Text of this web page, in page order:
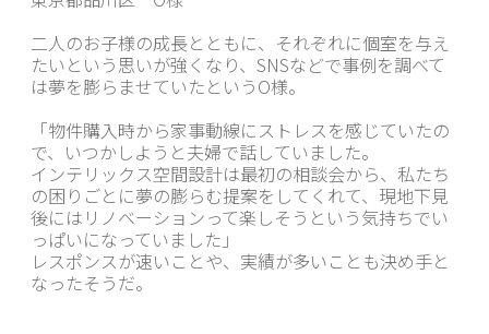
二人のお子様の成長とともに、それぞれに個室を与え
たいという思いが強くなり、SNSなどで事例を調べて
は夢を膨らませていたというО様。
「物件購入時から家事動線にストレスを感じていたの
で、いつかしようと夫婦で話していました。
インテリックス空間設計は最初の相談会から、私たち
の困りごとに夢の膨らむ提案をしてくれて、現地下見
後にはリノベーションって楽しそうという気持ちでい
っぱいになっていました」
レスポンスが速いことや、実績が多いことも決め手と
なったそうだ。